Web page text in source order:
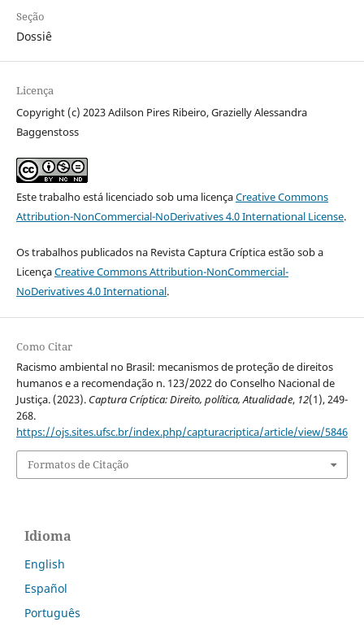
Seção
Dossiê
Licença
Copyright (c) 2023 Adilson Pires Ribeiro, Grazielly Alessandra
Baggenstoss
Este trabalho está licenciado sob uma licençaCreative Commons
Attribution-NonCommercial-NoDerivatives 4.0 International License.
Os trabalhos publicados na Revista Captura Críptica estão sob a
LicençaCreative Commons Attribution-NonCommercial-
NoDerivatives 4.0 International.
Como Citar
Racismo ambiental no Brasil: mecanismos de proteção de direitos
humanos e a recomendação n. 123/2022 do Conselho Nacional de
Justiça. (2023). Captura Críptica: Direito, política, Atualidade, 12(1), 249-
268.
https://ojs.sites.ufsc.br/index.php/capturacriptica/article/view/5846
Formatos de Citação
Idioma
English
Español
Português